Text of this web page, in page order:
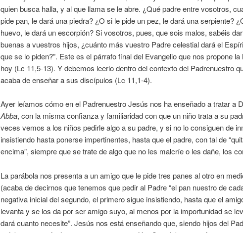
quien busca halla, y al que llama se le abre. ¿Qué padre entre vosotros,
pide pan, le dará una piedra? ¿O si le pide un pez, le dará una serpiente?
huevo, le dará un escorpión? Si vosotros, pues, que sois malos, sabéis
buenas a vuestros hijos, ¿cuánto más vuestro Padre celestial dará el
que se lo piden?”. Este es el párrafo final del Evangelio que nos propone la
hoy (Lc 11,5-13). Y debemos leerlo dentro del contexto del Padrenuestro
acaba de enseñar a sus discípulos (Lc 11,1-4).
Ayer leíamos cómo en el Padrenuestro Jesús nos ha enseñado a tratar a
Abba, con la misma confianza y familiaridad con que un niño trata a su
veces vemos a los niños pedirle algo a su padre, y si no lo consiguen de
insistiendo hasta ponerse impertinentes, hasta que el padre, con tal de
encima”, siempre que se trate de algo que no les malcríe o les dañe, los
La parábola nos presenta a un amigo que le pide tres panes al otro en
(acaba de decirnos que tenemos que pedir al Padre “el pan nuestro de
negativa inicial del segundo, el primero sigue insistiendo, hasta que el
levanta y se los da por ser amigo suyo, al menos por la importunidad se
dará cuanto necesite”. Jesús nos está enseñando que, siendo hijos del